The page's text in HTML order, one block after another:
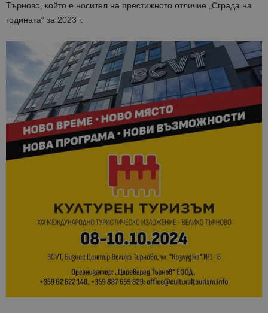
Търново, който е носител на престижното отличие „Сграда на
годината“ за 2023 г.